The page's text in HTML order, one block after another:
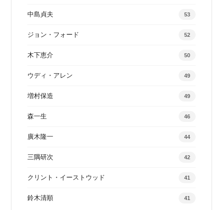
中島貞夫 53
ジョン・フォード 52
木下恵介 50
ウディ・アレン 49
増村保造 49
森一生 46
廣木隆一 44
三隅研次 42
クリント・イーストウッド 41
鈴木清順 41